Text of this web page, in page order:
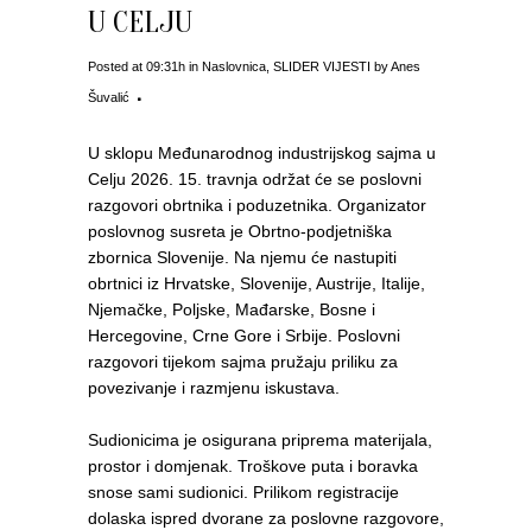
U CELJU
Posted at 09:31h in Naslovnica SLIDER VIJESTI byAnes
Šuvalić
U sklopu Međunarodnog industrijskog sajma u
Celju 2026. 15. travnja održat će se poslovni
razgovori obrtnika i poduzetnika. Organizator
poslovnog susreta je Obrtno-podjetniška
zbornica Slovenije. Na njemu će nastupiti
obrtnici iz Hrvatske, Slovenije, Austrije, Italije,
Njemačke, Poljske, Mađarske, Bosne i
Hercegovine, Crne Gore i Srbije. Poslovni
razgovori tijekom sajma pružaju priliku za
povezivanje i razmjenu iskustava.
Sudionicima je osigurana priprema materijala,
prostor i domjenak. Troškove puta i boravka
snose sami sudionici. Prilikom registracije
dolaska ispred dvorane za poslovne razgovore,